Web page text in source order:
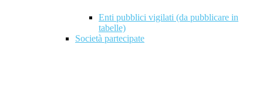
Enti pubblici vigilati (da pubblicare in
tabelle)
Società partecipate